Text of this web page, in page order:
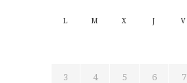
L M X J V
3 4 5 6 7